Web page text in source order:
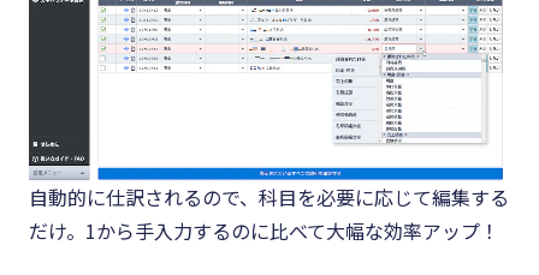
自動的に仕訳されるので、科目を必要に応じて編集する
だけ。1から手入力するのに比べて大幅な効率アップ！